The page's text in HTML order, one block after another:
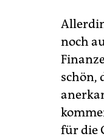
noch
schön,
für die